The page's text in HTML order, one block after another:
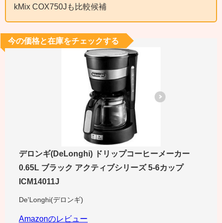
kMix COX750Jも比較候補
デロンギ(DeLonghi) ドリップコーヒーメーカー
0.65L ブラック アクティブシリーズ 5-6カップ
ICM14011J
De'Longhi(デロンギ)
Amazonのレビュー
今の価格と在庫をチェックする